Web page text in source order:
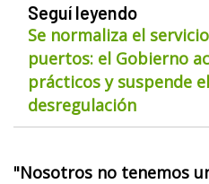
Seguí leyendo
Se normaliza el
puertos: el Gobierno
prácticos y suspende
desregulación
"Nosotros no tenemos